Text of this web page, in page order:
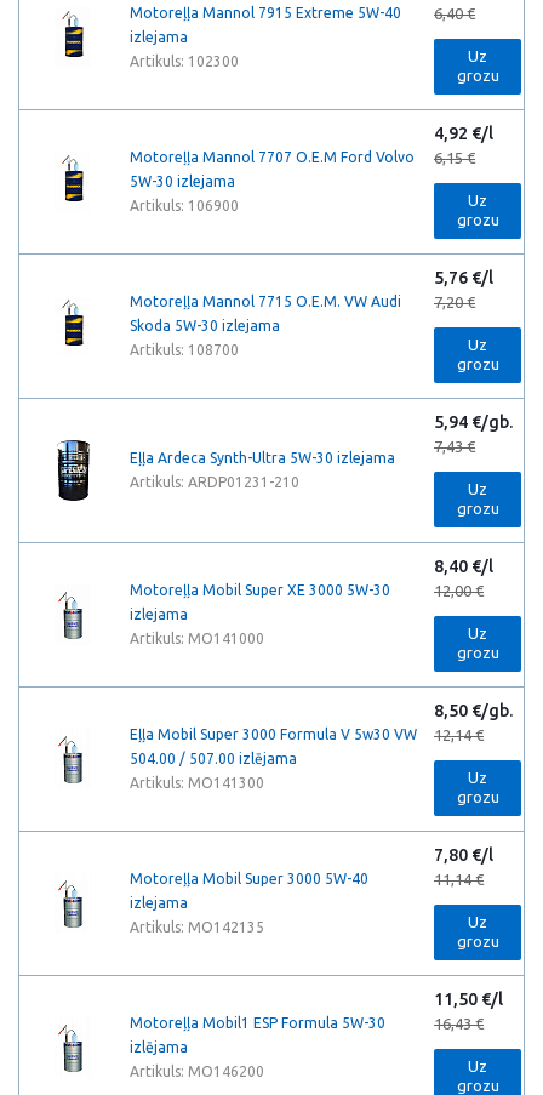
Motoreļļa Mannol 7915 Extreme 5W-40
izlejama
Artikuls: 102300
6,40 €
Uz
grozu
Motoreļļa Mannol 7707 O.E.M Ford Volvo
5W-30 izlejama
Artikuls: 106900
4,92 €/l
6,15 €
Uz
grozu
Motoreļļa Mannol 7715 O.E.M. VW Audi
Skoda 5W-30 izlejama
Artikuls: 108700
5,76 €/l
7,20 €
Uz
grozu
Eļļa Ardeca Synth-Ultra 5W-30 izlejama
Artikuls: ARDP01231-210
5,94 €/gb.
7,43 €
Uz
grozu
Motoreļļa Mobil Super XE 3000 5W-30
izlejama
Artikuls: MO141000
8,40 €/l
12,00 €
Uz
grozu
Eļļa Mobil Super 3000 Formula V 5w30 VW
504.00 / 507.00 izlējama
Artikuls: MO141300
8,50 €/gb.
12,14 €
Uz
grozu
Motoreļļa Mobil Super 3000 5W-40
izlejama
Artikuls: MO142135
7,80 €/l
11,14 €
Uz
grozu
Motoreļļa Mobil1 ESP Formula 5W-30
izlējama
Artikuls: MO146200
11,50 €/l
16,43 €
Uz
grozu